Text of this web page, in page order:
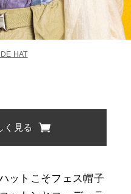
HAT
く見る
ットこそフェス帽子